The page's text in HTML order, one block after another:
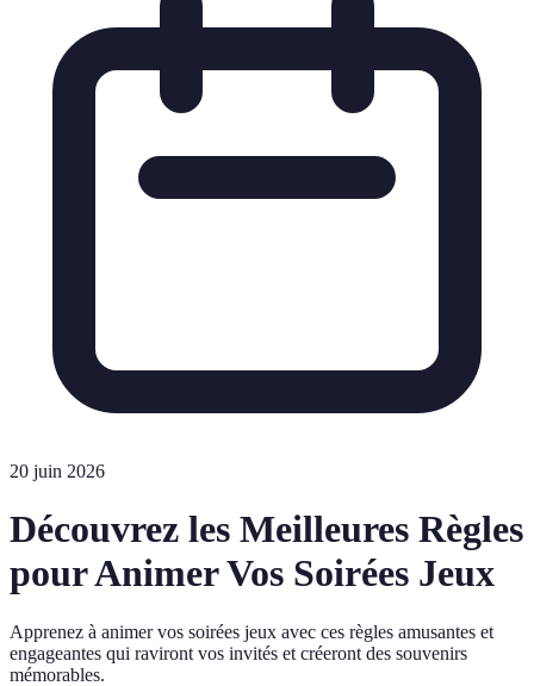
20 juin 2026
Découvrez les Meilleures Règles
pour Animer Vos Soirées Jeux
Apprenez à animer vos soirées jeux avec ces règles amusantes et
engageantes qui raviront vos invités et créeront des souvenirs
mémorables.